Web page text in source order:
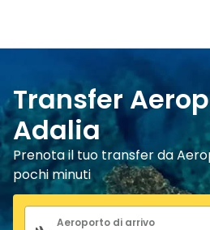
Transfer
Adalia
Prenota il tuo transfer da
pochi minuti
Modulo di ricerca
Aeroporto di arrivo